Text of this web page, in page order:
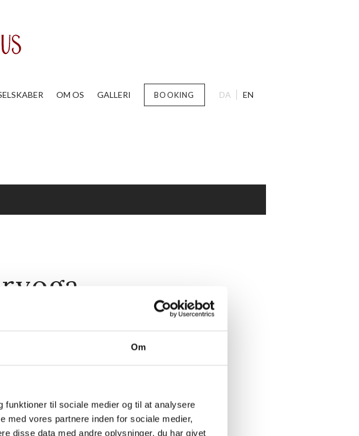
Om
til sociale medier og til at analysere
med vores partnere inden for sociale medier,
disse data med andre oplysninger, du har givet
OM OS GALLERI BOOKING DA EN